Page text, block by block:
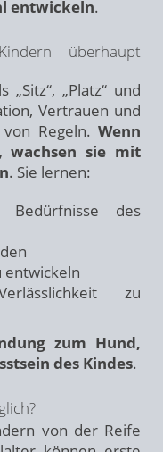
entwickeln.
überhaupt
„Platz“ und
Vertrauen und
Regeln. Wenn
wachsen sie mit
. Sie lernen:
des
entwickeln
zu
zum Hund,
des Kindes.
von der Reife